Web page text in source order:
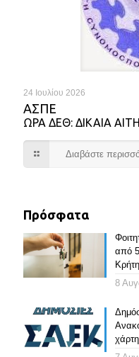
24 Ιουλίου 2026
ΑΣΠΕ
ΩΡΑ ΔΕΘ: ΔΙΚΑΙΑ
Διαβάστε
Πρόσφατα
από
Κρήτη
8